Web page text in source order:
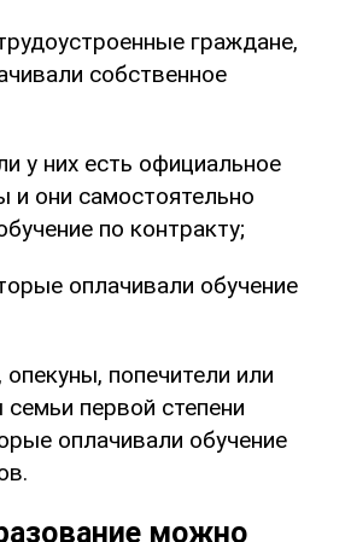
граждане,
собственное
у них есть официальное
и они самостоятельно
по контракту;
оплачивали обучение
попечители или
семьи первой степени
оплачивали обучение
можно